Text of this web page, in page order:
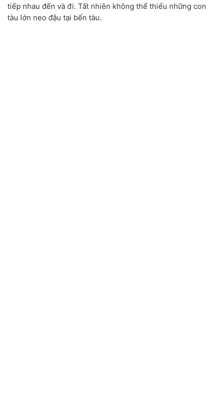
tiếp nhau đến và đi. Tất nhiên không thể thiếu những con
tàu lớn neo đậu tại bến tàu.